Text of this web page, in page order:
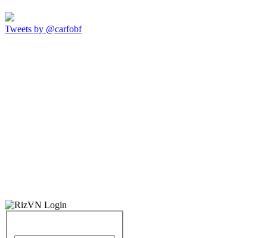
Tweets by @carfobf